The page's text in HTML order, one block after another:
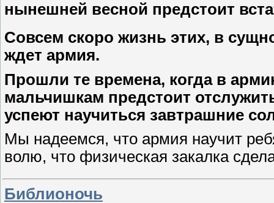
нынешней весной предстоит
Совсем скоро жизнь этих, в
ждет армия.
Прошли те времена, когда в
мальчишкам предстоит
успеют научиться завтрашние
Мы надеемся, что армия научит
волю, что физическая закалка
Библионочь